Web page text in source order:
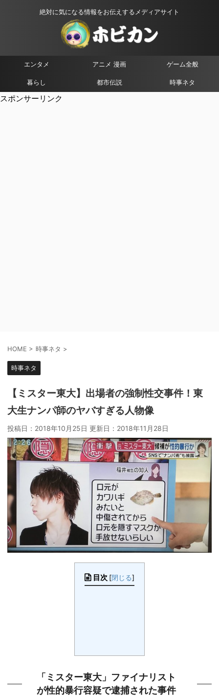
絶対に気になる情報をお伝えするメディアサイト
エンタメ アニメ 漫画 ゲーム全般
暮らし 都市伝説 時事ネタ
スポンサーリンク
HOME > 時事ネタ >
時事ネタ
【ミスター東大】出場者の強制性交事件！東
大生ナンパ師のヤバすぎる人物像
投稿日：2018年10月25日 更新日： 2018年11月28日
目次 [閉じる]
「ミスター東大」ファイナリスト
が性的暴行容疑で逮捕された事件